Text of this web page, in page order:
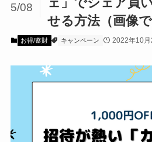
せる方法（画像で
5/08
お得/蓄財 キャンペーン 2022年10月